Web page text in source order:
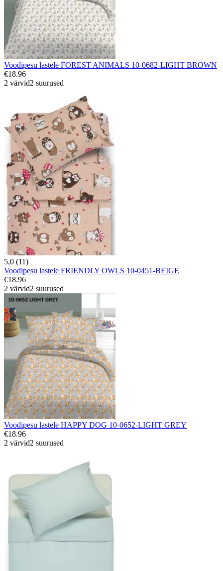
Voodipesu lastele FOREST ANIMALS 10-0682-LIGHT BROWN
€18.96
2 värvid2 suurused
5,0 (11)
Voodipesu lastele FRIENDLY OWLS 10-0451-BEIGE
€18.96
2 värvid2 suurused
Voodipesu lastele HAPPY DOG 10-0652-LIGHT GREY
€18.96
2 värvid2 suurused